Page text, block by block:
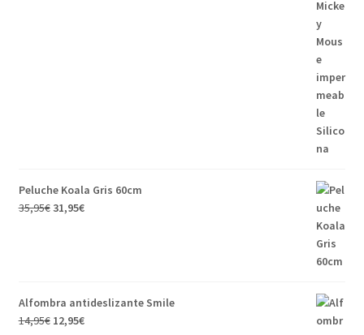
Peluche Koala Gris 60cm
35,95€31,95€
Alfombra antideslizante Smile
14,95€ 12,95€